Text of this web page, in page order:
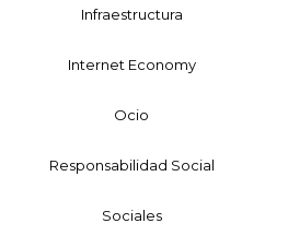
Infraestructura
Internet Economy
Ocio
Responsabilidad Social
Sociales